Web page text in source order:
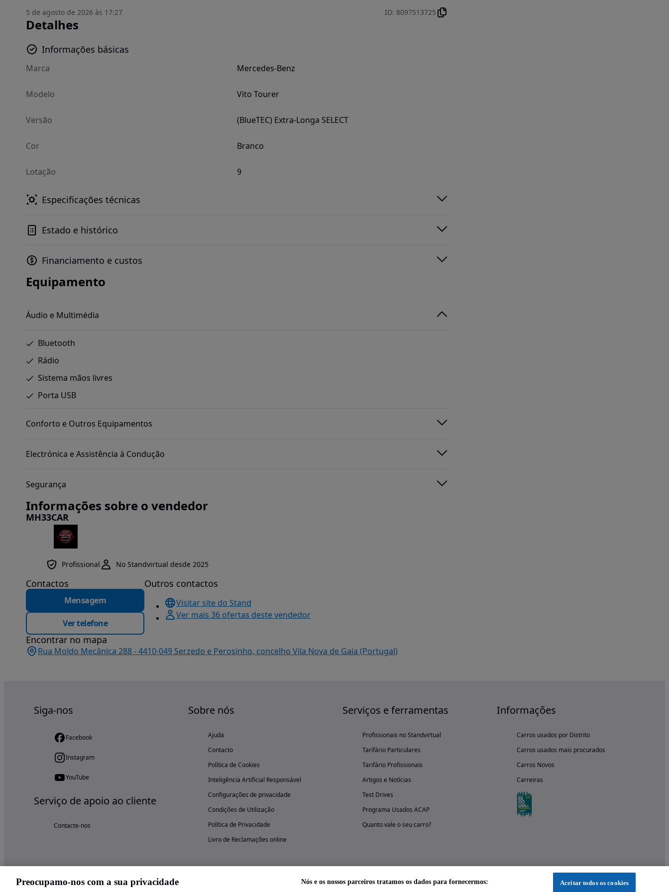
5 de agosto de 2026 às 17:27 ID: 8097513725
Detalhes
Informações básicas
Marca Mercedes-Benz
Modelo Vito Tourer
Versão (BlueTEC) Extra-Longa SELECT
Cor Branco
Lotação 9
Especificações técnicas
Estado e histórico
Financiamento e custos
Equipamento
Áudio e Multimédia
Bluetooth
Rádio
Sistema mãos livres
Porta USB
Conforto e Outros Equipamentos
Electrónica e Assistência à Condução
Segurança
Informações sobre o vendedor
MH33CAR
Profissional No Standvirtual desde 2025
Contactos
Mensagem
Ver telefone
Outros contactos
Visitar site do Stand
Ver mais 36 ofertas deste vendedor
Encontrar no mapa
Rua Moldo Mecânica 288 - 4410-049 Serzedo e Perosinho, concelho Vila Nova de Gaia (Portugal)
Siga-nos
Facebook
Instagram
YouTube
Serviço de apoio ao cliente
Contacte-nos
Sobre nós
Ajuda
Contacto
Política de Cookies
Inteligência Artificial Responsável
Configurações de privacidade
Condições de Utilização
Política de Privacidade
Livro de Reclamações online
Serviços e ferramentas
Profissionais no Standvirtual
Tarifário Particulares
Tarifário Profissionais
Artigos e Notícias
Test Drives
Programa Usados ACAP
Quanto vale o seu carro?
Informações
Carros usados por Distrito
Carros usados mais procurados
Carros Novos
Carreiras
Preocupamo-nos com a sua privacidade Nós e os nossos parceiros tratamos os dados para fornecermos: Aceitar todos os cookies